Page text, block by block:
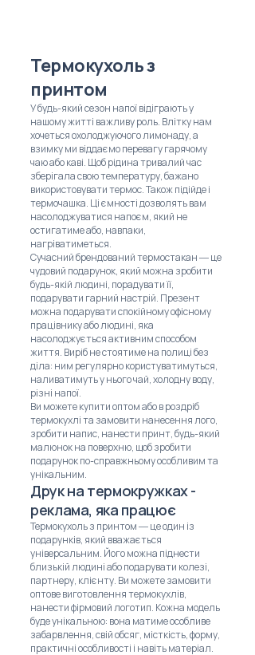
Термокухоль з
принтом
У будь-який сезон напої відіграють у
нашому житті важливу роль. Влітку нам
хочеться охолоджуючого лимонаду, а
взимку ми віддаємо перевагу гарячому
чаю або каві. Щоб рідина тривалий час
зберігала свою температуру, бажано
використовувати термос. Також підійде і
термочашка. Ці ємності дозволять вам
насолоджуватися напоєм, який не
остигатиме або, навпаки,
нагріватиметься.
Сучасний брендований термостакан ― це
чудовий подарунок, який можна зробити
будь-якій людині, порадувати її,
подарувати гарний настрій. Презент
можна подарувати спокійному офісному
працівнику або людині, яка
насолоджується активним способом
життя. Виріб не стоятиме на полиці без
діла: ним регулярно користуватимуться,
наливатимуть у нього чай, холодну воду,
різні напої.
Ви можете купити оптом або в роздріб
термокухлі та замовити нанесення лого,
зробити напис, нанести принт, будь-який
малюнок на поверхню, щоб зробити
подарунок по-справжньому особливим та
унікальним.
Друк на термокружках -
реклама, яка працює
Термокухоль з принтом ― це один із
подарунків, який вважається
універсальним. Його можна піднести
близькій людині або подарувати колезі,
партнеру, клієнту. Ви можете замовити
оптове виготовлення термокухлів,
нанести фірмовий логотип. Кожна модель
буде унікальною: вона матиме особливе
забарвлення, свій обсяг, місткість, форму,
практичні особливості і навіть матеріал.